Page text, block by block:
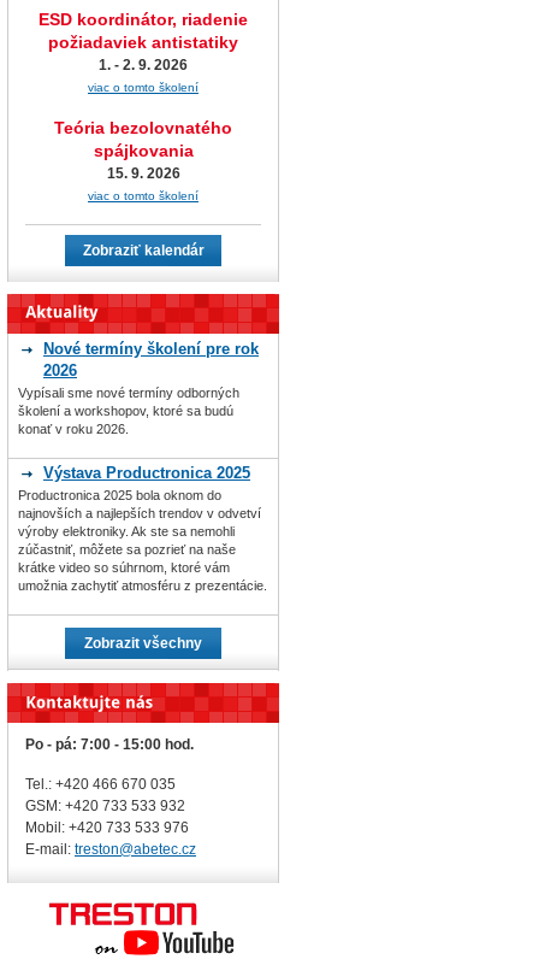
ESD koordinátor, riadenie
požiadaviek antistatiky
1. - 2. 9. 2026
viac o tomto školení
Teória bezolovnatého
spájkovania
15. 9. 2026
viac o tomto školení
Zobraziť kalendár
Nové termíny školení pre rok
2026
Vypísali sme nové termíny odborných
školení a workshopov, ktoré sa budú
konať v roku 2026.
Výstava Productronica 2025
Productronica 2025 bola oknom do
najnovších a najlepších trendov v odvetví
výroby elektroniky. Ak ste sa nemohli
zúčastniť, môžete sa pozrieť na naše
krátke video so súhrnom, ktoré vám
umožnia zachytiť atmosféru z prezentácie.
Zobrazit všechny
Po - pá: 7:00 - 15:00 hod.
Tel.: +420 466 670 035
GSM: +420 733 533 932
Mobil: +420 733 533 976
E-mail: treston@abetec.cz